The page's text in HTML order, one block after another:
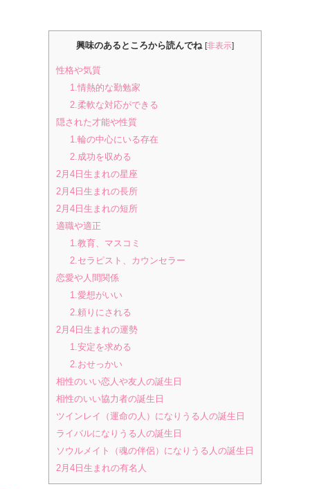
興味のあるところから読んでね [非表示]
性格や気質
1.情熱的な勤勉家
2.柔軟な対応ができる
隠された才能や性質
1.輪の中心にいる存在
2.成功を収める
2月4日生まれの星座
2月4日生まれの長所
2月4日生まれの短所
適職や適正
1.教育、マスコミ
2.セラピスト、カウンセラー
恋愛や人間関係
1.愛想がいい
2.頼りにされる
2月4日生まれの運勢
1.安定を求める
2.おせっかい
相性のいい恋人や友人の誕生日
相性のいい協力者の誕生日
ツインレイ（運命の人）になりうる人の誕生日
ライバルになりうる人の誕生日
ソウルメイト（魂の伴侶）になりうる人の誕生日
2月4日生まれの有名人